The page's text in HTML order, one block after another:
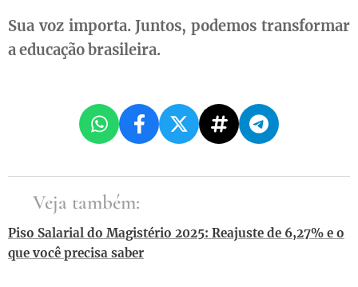
Sua voz importa. Juntos, podemos transformar
a educação brasileira.
🔎Veja também:
Piso Salarial do Magistério 2025: Reajuste de 6,27% e o
que você precisa saber